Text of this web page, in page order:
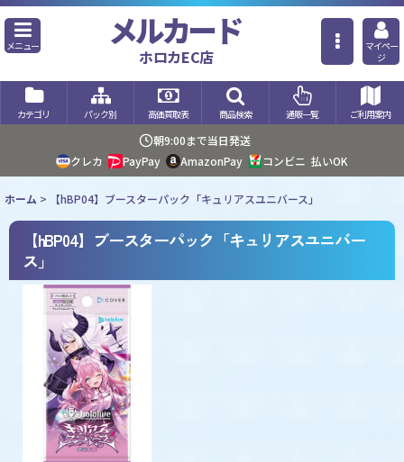
メニュー メルカード
ホロカEC店
マイペー
ジ
カテゴリ パック別 高価買取表 商品検索 通販一覧 ご利用案内
朝9:00まで当日発送
クレカ
PayPay AmazonPay コンビニ 払いOK
ホーム > 【hBP04】ブースターパック「キュリアスユニバース」
【hBP04】ブースターパック「キュリアスユニバー
ス」